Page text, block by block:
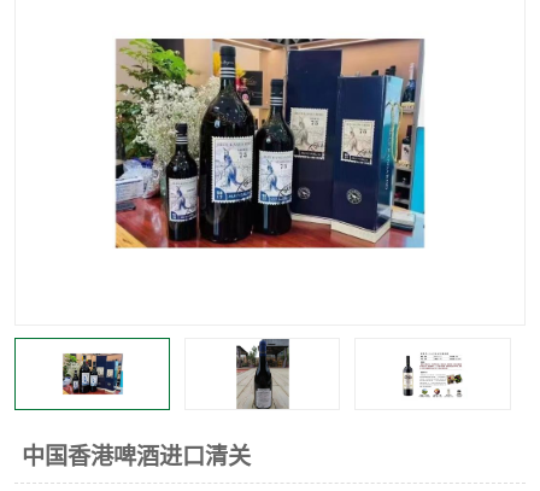
中国香港啤酒进口清关
进口杂货清关
家用电器报关 机床进口清关
国际灯具清关